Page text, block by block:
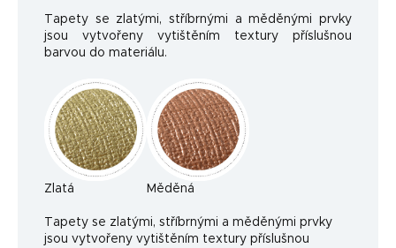
Tapety se zlatými, stříbrnými a měděnými prvky
jsou vytvořeny vytištěním textury příslušnou
barvou do materiálu.
Zlatá Měděná
Tapety se zlatými, stříbrnými a měděnými prvky
jsou vytvořeny vytištěním textury příslušnou